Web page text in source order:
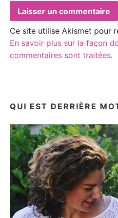
Ce site utilise Akismet pour
En savoir plus sur la façon
commentaires sont traitées.
QUI EST DERRIÈRE